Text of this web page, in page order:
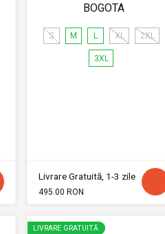
BOGOTA
S M L XL 2XL
3XL
Livrare Gratuită, 1-3 zile
495.00 RON
LIVRARE GRATUITĂ